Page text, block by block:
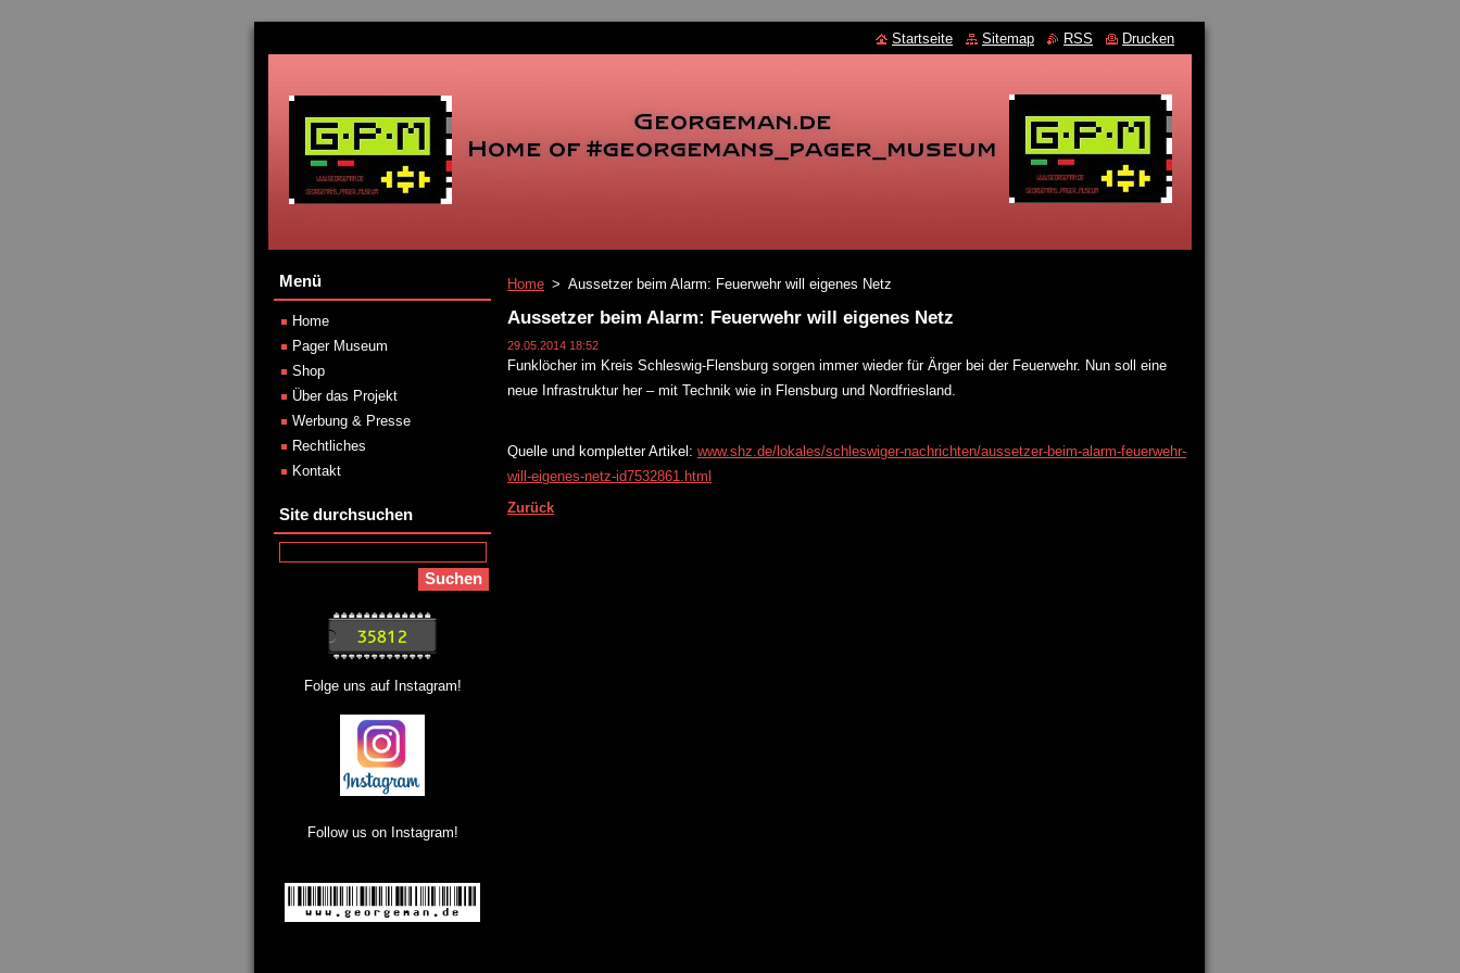
Home > Aussetzer beim Alarm: Feuerwehr will eigenes Netz
Aussetzer beim Alarm: Feuerwehr will eigenes Netz
29.05.2014 18:52
Funklöcher im Kreis Schleswig-Flensburg sorgen immer wieder für Ärger bei der Feuerwehr. Nun soll eine
neue Infrastruktur her – mit Technik wie in Flensburg und Nordfriesland.
Quelle und kompletter Artikel: www.shz.de/lokales/schleswiger-nachrichten/aussetzer-beim-alarm-feuerwehr-
will-eigenes-netz-id7532861.html
Zurück
Menü
Home
Pager Museum
Shop
Über das Projekt
Werbung & Presse
Rechtliches
Kontakt
Site durchsuchen
Folge uns auf Instagram!
Follow us on Instagram!
Startseite Sitemap RSS Drucken